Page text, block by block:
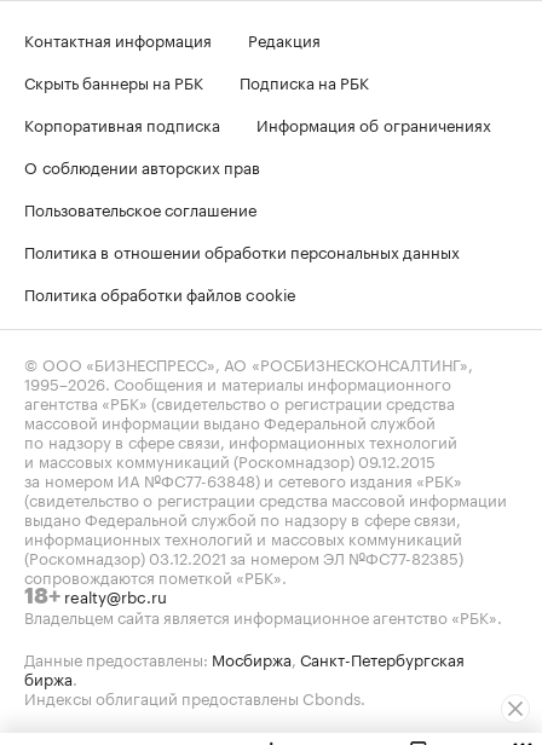
Контактная информация
Редакция
Скрыть баннеры на РБК
Подписка на РБК
Корпоративная подписка
Информация об ограничениях
О соблюдении авторских прав
Пользовательское соглашение
Политика в отношении обработки персональных данных
Политика обработки файлов cookie
© ООО «БИЗНЕСПРЕСС», АО «РОСБИЗНЕСКОНСАЛТИНГ»,
1995–2026 . Сообщения и материалы информационного
агентства «РБК» (свидетельство о регистрации средства
массовой информации выдано Федеральной службой
по надзору в сфере связи, информационных технологий
и массовых коммуникаций (Роскомнадзор) 09.12.2015
за номером ИА №ФС77-63848) и сетевого издания «РБК»
(свидетельство о регистрации средства массовой информации
выдано Федеральной службой по надзору в сфере связи,
информационных технологий и массовых коммуникаций
(Роскомнадзор) 03.12.2021 за номером ЭЛ №ФС77-82385)
сопровождаются пометкой «РБК».
18+ realty@rbc.ru
Владельцем сайта является информационное агентство «РБК».
Данные предоставлены: Мосбиржа Санкт-Петербургская
биржа
Индексы облигаций предоставлены Cbonds.